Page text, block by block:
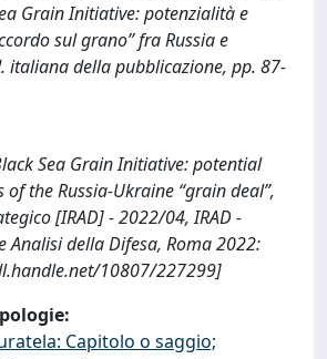
Grain Initiative: potenzialità e
sul grano” fra Russia e
italiana della pubblicazione, pp. 87-
Sea Grain Initiative: potential
the Russia-Ukraine “grain deal”,
[IRAD] - 2022/04, IRAD -
Analisi della Difesa, Roma 2022:
10807/227299]
Capitolo o saggio;